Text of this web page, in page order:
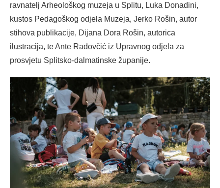
ravnatelj Arheološkog muzeja u Splitu, Luka Donadini,
kustos Pedagoškog odjela Muzeja, Jerko Rošin, autor
stihova publikacije, Dijana Dora Rošin, autorica
ilustracija, te Ante Radovčić iz Upravnog odjela za
prosvjetu Splitsko-dalmatinske županije.